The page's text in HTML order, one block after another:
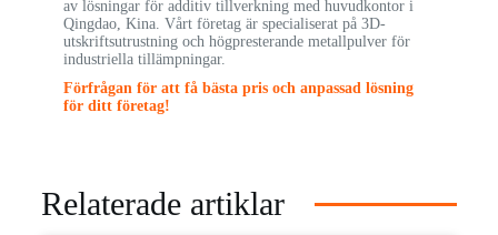
av lösningar för additiv tillverkning med huvudkontor i
Qingdao, Kina. Vårt företag är specialiserat på 3D-
utskriftsutrustning och högpresterande metallpulver för
industriella tillämpningar.
Förfrågan för att få bästa pris och anpassad lösning
för ditt företag!
Relaterade artiklar